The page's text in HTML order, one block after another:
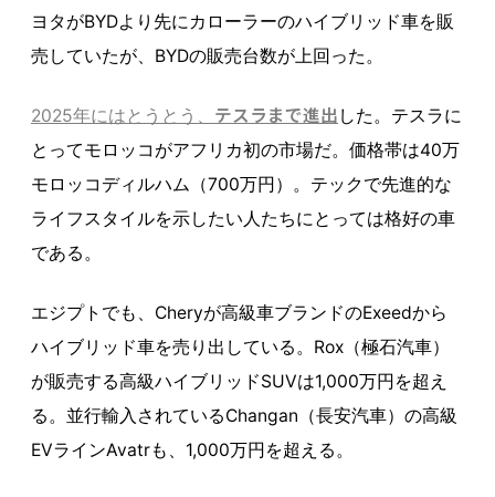
ヨタがBYDより先にカローラーのハイブリッド車を販
売していたが、BYDの販売台数が上回った。
2025年にはとうとう、 テスラまで進出 した。テスラに
とってモロッコがアフリカ初の市場だ。価格帯は40万
モロッコディルハム（700万円）。テックで先進的な
ライフスタイルを示したい人たちにとっては格好の車
である。
エジプトでも、Cheryが高級車ブランドのExeedから
ハイブリッド車を売り出している。Rox（極石汽車）
が販売する高級ハイブリッドSUVは1,000万円を超え
る。並行輸入されているChangan（長安汽車）の高級
EVラインAvatrも、1,000万円を超える。